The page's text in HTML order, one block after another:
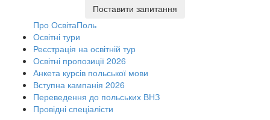
Поставити запитання
Про ОсвітаПоль
Освітні тури
Реєстрація на освітній тур
Освітні пропозиції 2026
Анкета курсів польської мови
Вступна кампанія 2026
Переведення до польських ВНЗ
Провідні спеціалісти